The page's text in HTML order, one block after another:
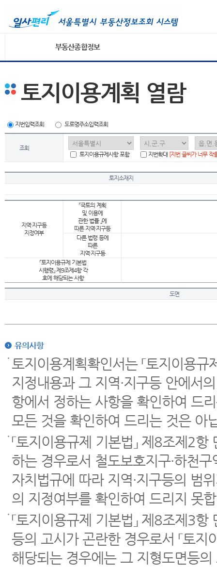
부동산종합정보
토지이용계획 열람
지번입력조회 도로명주소입력조회
조회
토지이용규제사항 포함
지번확대 [지번 글씨가 너무 작
토지소재지
지역·지구등
지정여부
「국토의 계획
및 이용에
관한 법률 」에
따른 지역·지구등
다른 법령 등에
따른
지역·지구등
「토지이용규제 기본법
시행령」 제9조제4항 각
호에 해당되는 사항
도면
유의사항
토지이용계획확인서는 「토지이용
지정내용과 그 지역·지구등 안에서
항에서 정하는 사항을 확인하여 드
모든 것을 확인하여 드리는 것은 아
「토지이용규제 기본법」 제8조제2
하는 경우로서 철도보호지구·하천
자치법규에 따라 지역·지구등의 범
의 지정여부를 확인하여 드리지 못
「토지이용규제 기본법」 제8조제3
등의 고시가 곤란한 경우로서 「토
해당되는 경우에는 그 지형도면등